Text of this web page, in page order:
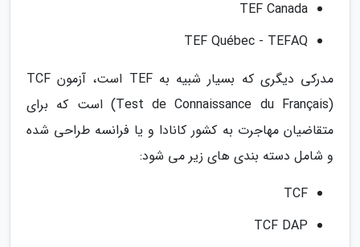
TEF Canada
TEF Québec - TEFAQ
مدرکی دیگری که بسیار شبیه به TEF است، آزمون TCF
(Test de Connaissance du Français) است که برای
متقاضیان مهاجرت به کشور کانادا و یا فرانسه طراحی شده
و شامل دسته بندی های زیر می شود:
TCF
TCF DAP